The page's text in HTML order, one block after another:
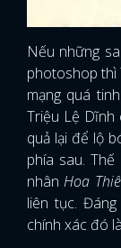
Nếu những
photoshop thì
mạng quá
Triệu Lệ Dĩnh
quả lại để lộ
phía sau.
nhânHoa
liên tục.
chính xác đó